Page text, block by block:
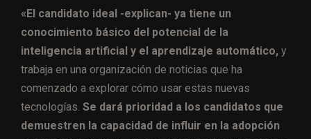
«El candidato ideal -explican- ya tiene un
conocimiento básico del potencial de la
inteligencia artificial y el aprendizaje automático, y
trabaja en una organización de noticias que ha
comenzado a explorar cómo usar estas nuevas
tecnologías. Se dará prioridad a los candidatos que
demuestren la capacidad de influir en la adopción